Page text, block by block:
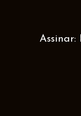
Assinar: